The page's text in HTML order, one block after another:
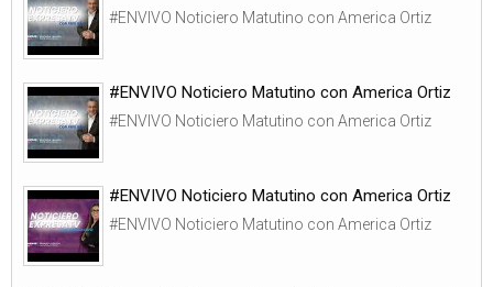
#ENVIVO Noticiero Matutino con America Ortiz
#ENVIVO Noticiero Matutino con America Ortiz
#ENVIVO Noticiero Matutino con America Ortiz
#ENVIVO Noticiero Matutino con America Ortiz
#ENVIVO Noticiero Matutino con America Ortiz